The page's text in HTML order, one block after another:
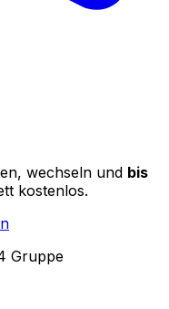
wechseln und bis
kostenlos.
Gruppe